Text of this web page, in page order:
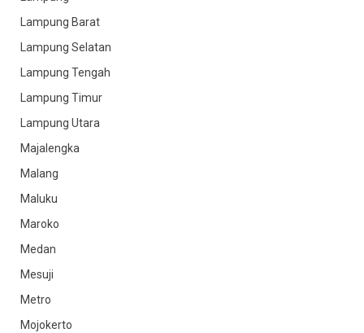
Lampung Barat
Lampung Selatan
Lampung Tengah
Lampung Timur
Lampung Utara
Majalengka
Malang
Maluku
Maroko
Medan
Mesuji
Metro
Mojokerto